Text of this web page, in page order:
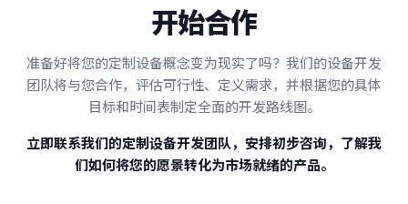
开始合作
准备好将您的定制设备概念变为现实了吗？我们的设备开发
团队将与您合作，评估可行性、定义需求，并根据您的具体
目标和时间表制定全面的开发路线图。
立即联系我们的定制设备开发团队，安排初步咨询，了解我
们如何将您的愿景转化为市场就绪的产品。